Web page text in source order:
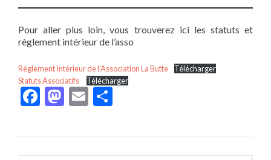
Pour aller plus loin, vous trouverez ici les statuts et
règlement intérieur de l’asso
Règlement Intérieur de l’Association La Butte
Télécharger
Statuts Associatifs
Télécharger
Facebook
Mastodon
Email